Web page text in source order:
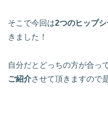
そこで今回は2つのヒップ
きました！
自分だとどっちの方が合っ
ご紹介させて頂きますので